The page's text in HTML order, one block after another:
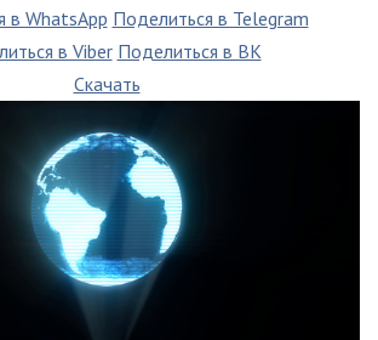
в WhatsApp Поделиться в Telegram
в Viber Поделиться в ВК
Скачать